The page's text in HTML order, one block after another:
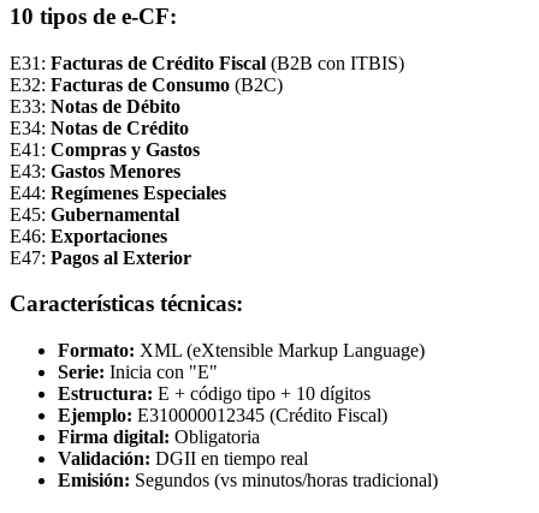
10 tipos de e-CF:
E31: Facturas de Crédito Fiscal (B2B con ITBIS)
E32: Facturas de Consumo (B2C)
E33: Notas de Débito
E34: Notas de Crédito
E41: Compras y Gastos
E43: Gastos Menores
E44: Regímenes Especiales
E45: Gubernamental
E46: Exportaciones
E47: Pagos al Exterior
Características técnicas:
Formato: XML (eXtensible Markup Language)
Serie: Inicia con "E"
Estructura: E + código tipo + 10 dígitos
Ejemplo: E310000012345 (Crédito Fiscal)
Firma digital: Obligatoria
Validación: DGII en tiempo real
Emisión: Segundos (vs minutos/horas tradicional)